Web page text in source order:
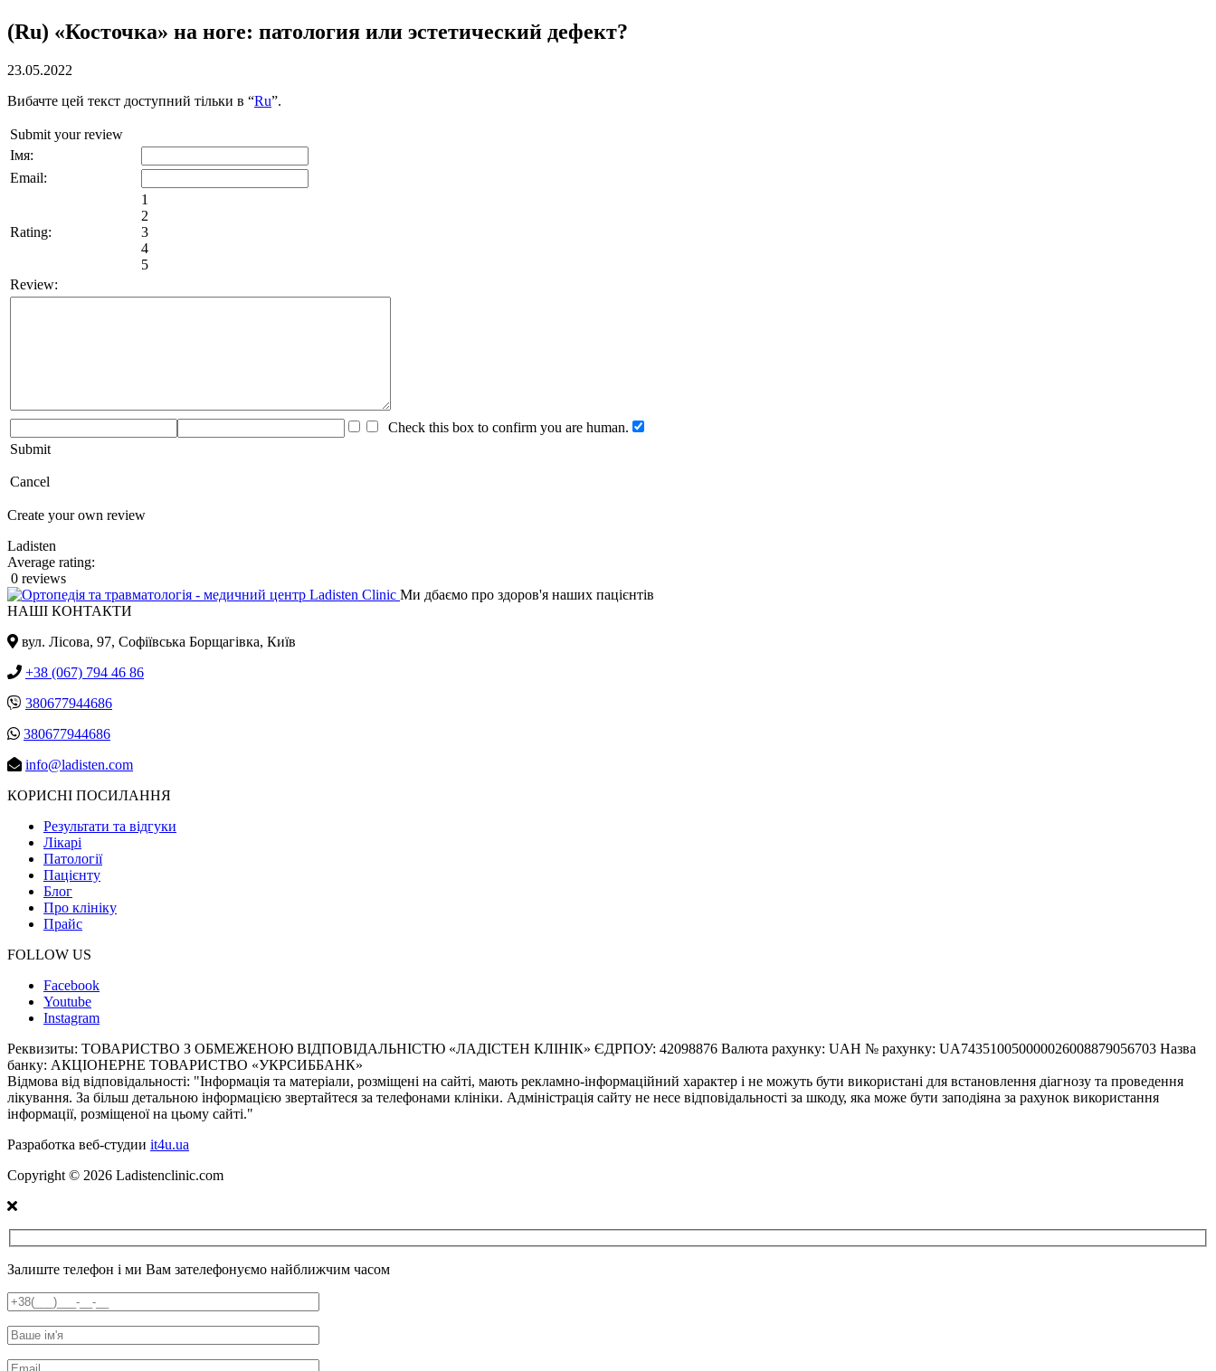
(Ru) «Косточка» на ноге: патология или эстетический дефект?
23.05.2022
Вибачте цей текст доступний тільки в “Ru”.
Submit your review
Імя:
Email:
Rating:
1
2
3
4
5
Review:
Check this box to confirm you are human.
Submit
Cancel
Create your own review
Ladisten
Average rating:
0 reviews
Ми дбаємо про здоров'я наших пацієнтів
НАШІ КОНТАКТИ
вул. Лісова, 97, Cофіївська Борщагівка, Київ
+38 (067) 794 46 86
380677944686
380677944686
info@ladisten.com
КОРИСНІ ПОСИЛАННЯ
Результати та відгуки
Лікарі
Патології
Пацієнту
Блог
Про клініку
Прайс
FOLLOW US
Facebook
Youtube
Instagram
Реквизиты: ТОВАРИСТВО З ОБМЕЖЕНОЮ ВІДПОВІДАЛЬНІСТЮ «ЛАДІСТЕН КЛІНІК» ЄДРПОУ: 42098876 Валюта рахунку: UAH № рахунку: UA743510050000026008879056703 Назва
банку: АКЦІОНЕРНЕ ТОВАРИСТВО «УКРСИББАНК»
Відмова від відповідальності: "Інформація та матеріали, розміщені на сайті, мають рекламно-інформаційний характер і не можуть бути використані для встановлення діагнозу та проведення
лікування. За більш детальною інформацією звертайтеся за телефонами клініки. Адміністрація сайту не несе відповідальності за шкоду, яка може бути заподіяна за рахунок використання
інформації, розміщеної на цьому сайті."
Разработка веб-студии it4u.ua
Copyright © 2026 Ladistenclinic.com
Залиште телефон і ми Вам зателефонуємо найближчим часом